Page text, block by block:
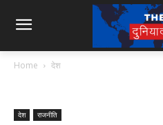
Home देश
देश राजनीति